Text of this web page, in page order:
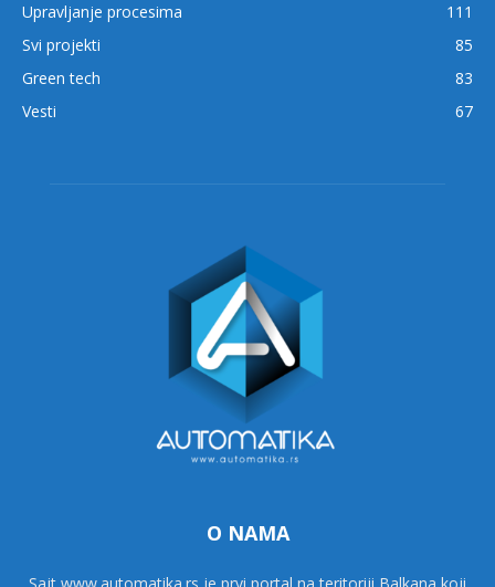
Upravljanje procesima
111
Svi projekti
85
Green tech
83
Vesti
67
O NAMA
Sajt www.automatika.rs je prvi portal na teritoriji Balkana koji